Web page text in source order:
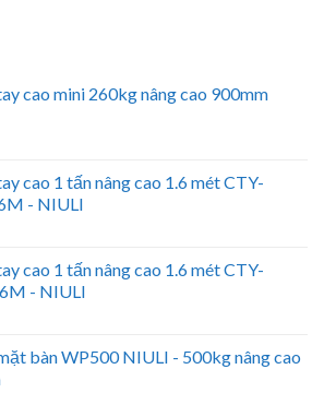
cao mini 260kg nâng cao 900mm
cao 1 tấn nâng cao 1.6 mét CTY-
- NIULI
cao 1 tấn nâng cao 1.6 mét CTY-
- NIULI
bàn WP500 NIULI - 500kg nâng cao